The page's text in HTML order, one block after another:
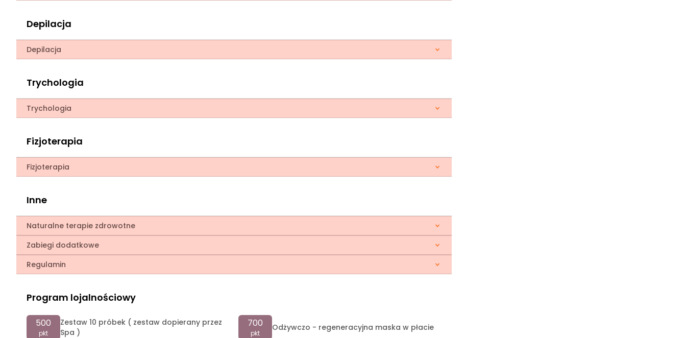
Depilacja
Depilacja
Trychologia
Trychologia
Fizjoterapia
Fizjoterapia
Inne
Naturalne terapie zdrowotne
Zabiegi dodatkowe
Regulamin
Program lojalnościowy
500
pkt
Zestaw 10 próbek ( zestaw dopierany przez
Spa )
700
pkt
Odżywczo - regeneracyjna maska w płacie